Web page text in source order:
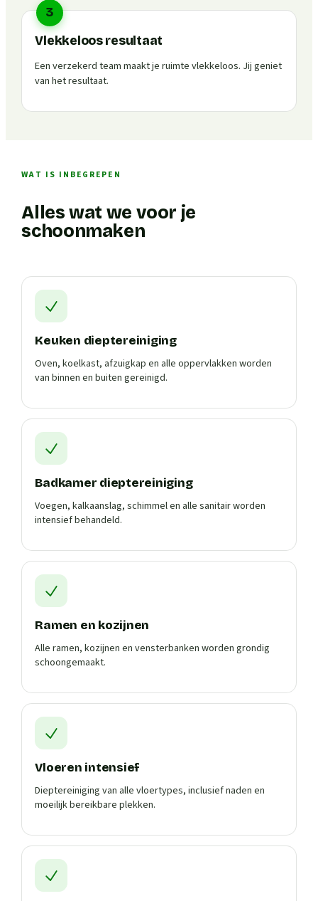
3
Vlekkeloos resultaat
Een verzekerd team maakt je ruimte vlekkeloos. Jij geniet
van het resultaat.
WAT IS INBEGREPEN
Alles wat we voor je
schoonmaken
Keuken dieptereiniging
Oven, koelkast, afzuigkap en alle oppervlakken worden
van binnen en buiten gereinigd.
Badkamer dieptereiniging
Voegen, kalkaanslag, schimmel en alle sanitair worden
intensief behandeld.
Ramen en kozijnen
Alle ramen, kozijnen en vensterbanken worden grondig
schoongemaakt.
Vloeren intensief
Dieptereiniging van alle vloertypes, inclusief naden en
moeilijk bereikbare plekken.